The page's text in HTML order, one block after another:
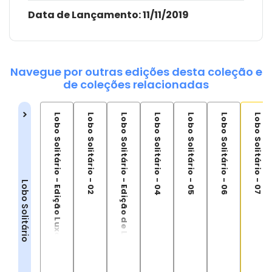
Data de Lançamento:11/11/2019
Navegue por outras edições desta coleção e
de coleções relacionadas
Lobo Solitário Lobo Solitário - Edição Luxo Vol. 1 Lobo Solitário - 02 Lobo Solitário - Edição de Luxo - 03 Lobo Solitário - 04 Lobo Solitário - 05 Lobo Solitário - 06 Lobo Solitário - 07